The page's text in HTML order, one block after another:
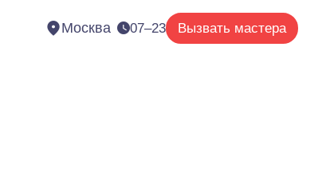
Москва 07–23 Вызвать мастера